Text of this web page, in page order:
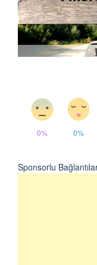
0% 0%
Sponsorlu